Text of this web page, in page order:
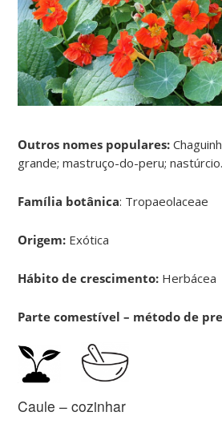
Outros nomes populares:
grande; mastruço-do-peru; nastúrcio.
Família botânica: Tropaeolaceae
Origem: Exótica
Hábito de crescimento: Herbácea
Parte comestível – método de
Caule – cozinhar